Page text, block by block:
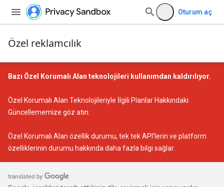
Oturum aç
Özel reklamcılık
Bazı Özel Korumalı Alan teknolojileri kullanımdan kaldırılıyor.
Özel Korumalı Alan Teknolojileriyle İlgili Planlar Hakkındaki
Güncellememize göz atın.
Özel Korumalı Alan özellik durumu, tek tek API'lerin ve platform
özelliklerinin durumu hakkında daha fazla bilgi sağlar.